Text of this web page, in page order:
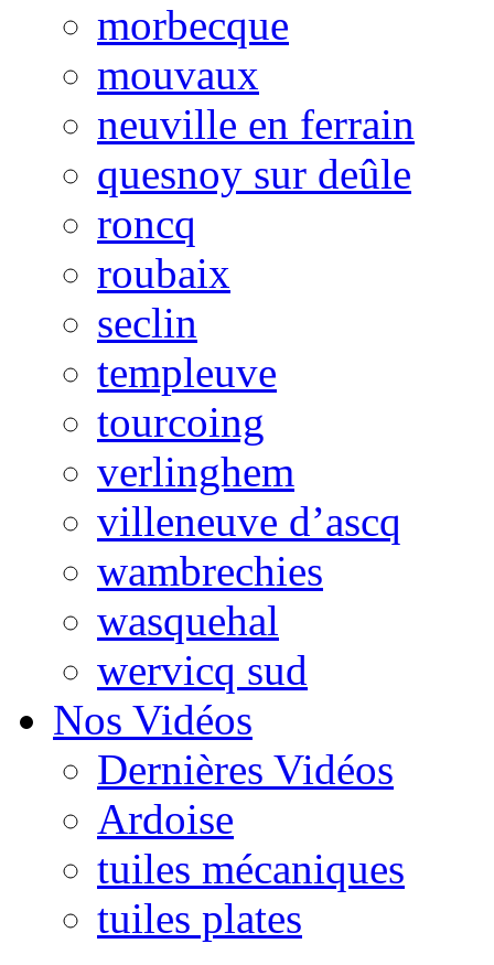
morbecque
mouvaux
neuville en ferrain
quesnoy sur deûle
roncq
roubaix
seclin
templeuve
tourcoing
verlinghem
villeneuve d’ascq
wambrechies
wasquehal
wervicq sud
Nos Vidéos
Dernières Vidéos
Ardoise
tuiles mécaniques
tuiles plates